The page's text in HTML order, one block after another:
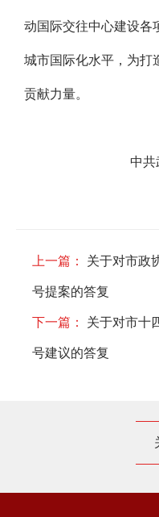
动国际交往中心建设各
城市国际化水平，为打
贡献力量。
中共
上一篇： 关于对市政
号提案的答复
下一篇： 关于对市十
号建议的答复